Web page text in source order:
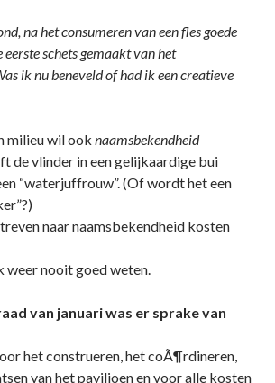
na het consumeren van een fles goede
schets gemaakt van het
ik nu beneveld of had ik een creatieve
milieu wil ook naamsbekendheid
de vlinder in een gelijkaardige bui
“waterjuffrouw”. (Of wordt het een
naar naamsbekendheid kosten
weer nooit goed weten.
van januari was er sprake van
het construeren, het coÃ¶rdineren,
van het paviljoen en voor alle kosten